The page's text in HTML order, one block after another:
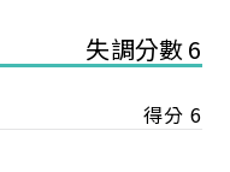
失調分數 6
得分 6